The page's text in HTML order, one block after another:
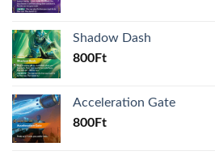
Shadow Dash
800Ft
Acceleration Gate
800Ft